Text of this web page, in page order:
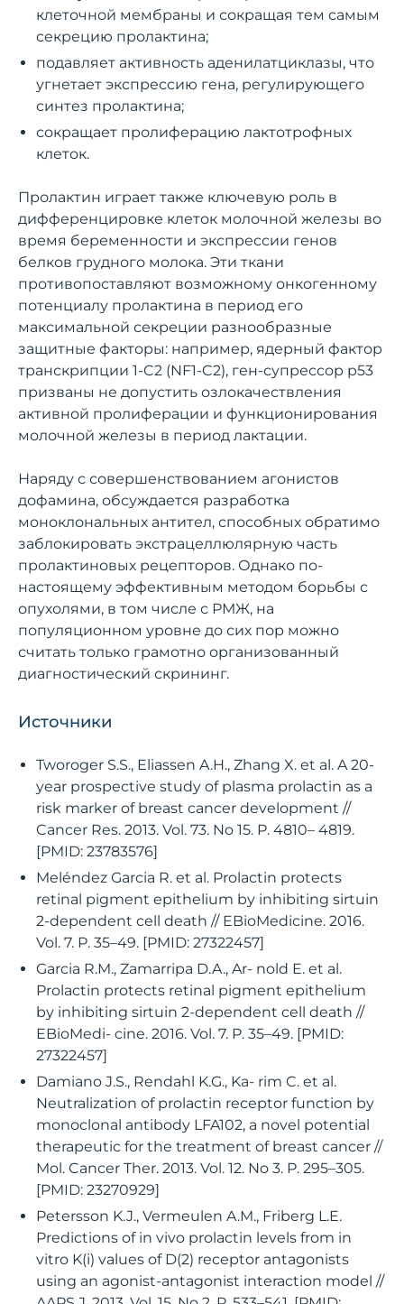
клеточной мембраны и сокращая тем самым
секрецию пролактина;
подавляет активность аденилатциклазы, что
угнетает экспрессию гена, регулирующего
синтез пролактина;
сокращает пролиферацию лактотрофных
клеток.
Пролактин играет также ключевую роль в
дифференцировке клеток молочной железы во
время беременности и экспрессии генов
белков грудного молока. Эти ткани
противопоставляют возможному онкогенному
потенциалу пролактина в период его
максимальной секреции разнообразные
защитные факторы: например, ядерный фактор
транскрипции 1-C2 (NF1-C2), ген-супрессор p53
призваны не допустить озлокачествления
активной пролиферации и функционирования
молочной железы в период лактации.
Наряду с совершенствованием агонистов
дофамина, обсуждается разработка
моноклональных антител, способных обратимо
заблокировать экстрацеллюлярную часть
пролактиновых рецепторов. Однако по-
настоящему эффективным методом борьбы с
опухолями, в том числе с РМЖ, на
популяционном уровне до сих пор можно
считать только грамотно организованный
диагностический скрининг.
Источники
Tworoger S.S., Eliassen A.H., Zhang X. et al. A 20-
year prospective study of plasma prolactin as a
risk marker of breast cancer development //
Cancer Res. 2013. Vol. 73. No 15. P. 4810– 4819.
[PMID: 23783576]
Meléndez Garcia R. et al. Prolactin protects
retinal pigment epithelium by inhibiting sirtuin
2-dependent cell death // EBioMedicine. 2016.
Vol. 7. P. 35–49. [PMID: 27322457]
Garcia R.M., Zamarripa D.A., Ar- nold E. et al.
Prolactin protects retinal pigment epithelium
by inhibiting sirtuin 2-dependent cell death //
EBioMedi- cine. 2016. Vol. 7. P. 35–49. [PMID:
27322457]
Damiano J.S., Rendahl K.G., Ka- rim C. et al.
Neutralization of prolactin receptor function by
monoclonal antibody LFA102, a novel potential
therapeutic for the treatment of breast cancer //
Mol. Cancer Ther. 2013. Vol. 12. No 3. P. 295–305.
[PMID: 23270929]
Petersson K.J., Vermeulen A.M., Friberg L.E.
Predictions of in vivo prolactin levels from in
vitro K(i) values of D(2) receptor antagonists
using an agonist-antagonist interaction model //